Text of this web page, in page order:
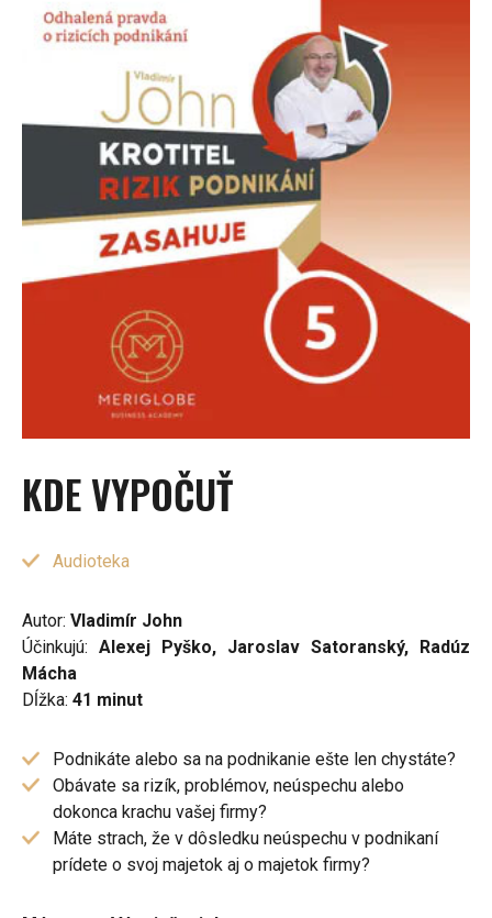
KDE VYPOČUŤ
Audioteka
Autor: Vladimír John
Účinkujú: Alexej Pyško, Jaroslav Satoranský, Radúz
Mácha
Dĺžka: 41 minut
Podnikáte alebo sa na podnikanie ešte len chystáte?
Obávate sa rizík, problémov, neúspechu alebo
dokonca krachu vašej firmy?
Máte strach, že v dôsledku neúspechu v podnikaní
prídete o svoj majetok aj o majetok firmy?